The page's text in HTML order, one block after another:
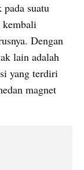
suatu
kembali
Dengan
lain adalah
yang terdiri
magnet